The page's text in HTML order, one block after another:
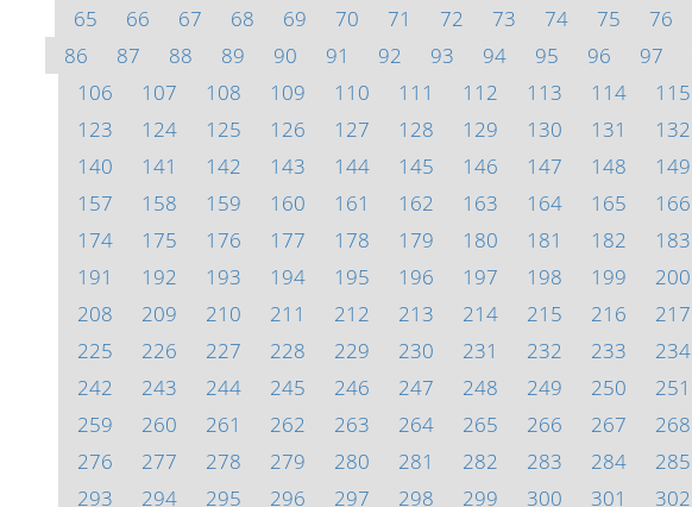
65
66 67 68 69 70 71 72 73 74 75 76
86
87 88 89 90 91 92 93 94 95 96 97
106
107 108 109 110 111 112 113 114 115
123
124 125 126 127 128 129 130 131 132
140
141 142 143 144 145 146 147 148 149
157
158 159 160 161 162 163 164 165 166
174
175 176 177 178 179 180 181 182 183
191
192 193 194 195 196 197 198 199 200
208
209 210 211 212 213 214 215 216 217
225
226 227 228 229 230 231 232 233 234
242
243 244 245 246 247 248 249 250 251
259
260 261 262 263 264 265 266 267 268
276
277 278 279 280 281 282 283 284 285
293
294 295 296 297 298 299 300 301 302